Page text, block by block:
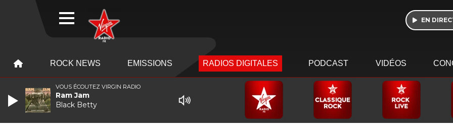
EN
ROCK NEWS EMISSIONS RADIOS DIGITALES PODCAST VIDÉOS
VOUS ÉCOUTEZ VIRGIN RADIO
Ram Jam
Black Betty
WEBRADIO